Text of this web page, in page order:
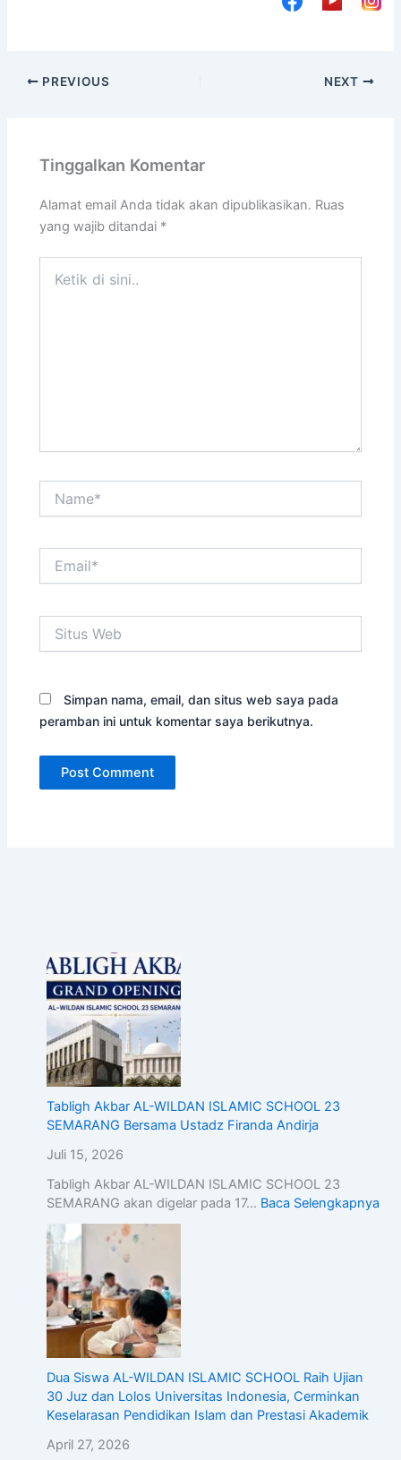
PREVIOUS NEXT
Tinggalkan Komentar
Alamat email Anda tidak akan dipublikasikan. Ruas
yang wajib ditandai *
Web
Simpan nama, email, dan situs web saya pada
peramban ini untuk komentar saya berikutnya.
Tabligh Akbar AL-WILDAN ISLAMIC SCHOOL 23
SEMARANG Bersama Ustadz Firanda Andirja
Juli 15, 2026
Tabligh Akbar AL-WILDAN ISLAMIC SCHOOL 23
SEMARANG akan digelar pada 17… Baca Selengkapnya
Dua Siswa AL-WILDAN ISLAMIC SCHOOL Raih Ujian
30 Juz dan Lolos Universitas Indonesia, Cerminkan
Keselarasan Pendidikan Islam dan Prestasi Akademik
April 27, 2026